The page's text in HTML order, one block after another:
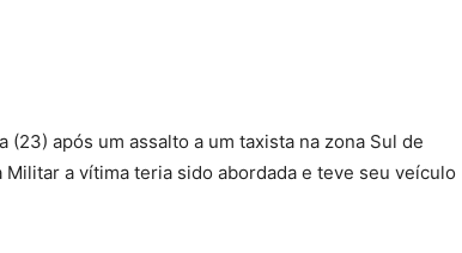
após um assalto a um taxista na zona Sul de
a vítima teria sido abordada e teve seu veículo